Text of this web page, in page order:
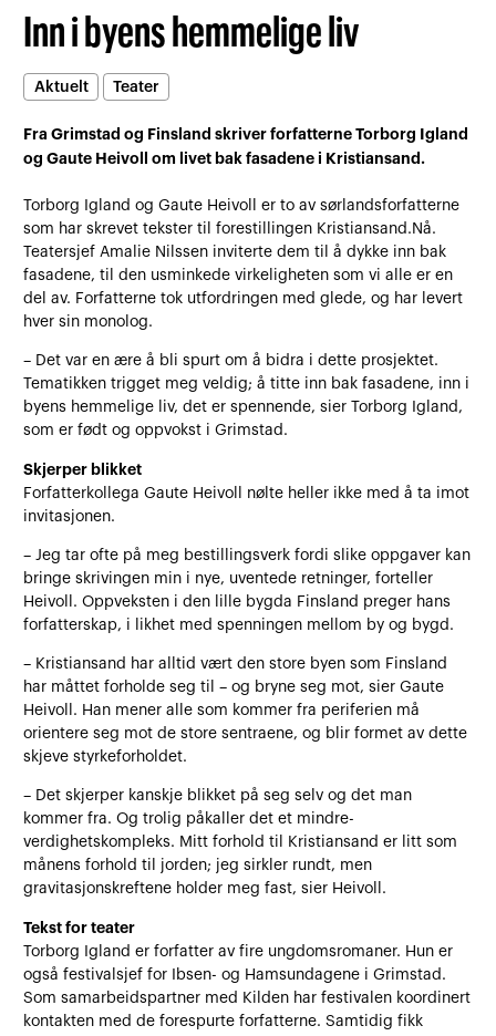
Inn i byens hemmelige liv
Aktuelt Teater
Fra Grimstad og Finsland skriver forfatterne Torborg Igland
og Gaute Heivoll om livet bak fasadene i Kristiansand.
Torborg Igland og Gaute Heivoll er to av sørlandsforfatterne
som har skrevet tekster til forestillingen Kristiansand.Nå.
Teatersjef Amalie Nilssen inviterte dem til å dykke inn bak
fasadene, til den usminkede virkeligheten som vi alle er en
del av. Forfatterne tok utfordringen med glede, og har levert
hver sin monolog.
– Det var en ære å bli spurt om å bidra i dette prosjektet.
Tematikken trigget meg veldig; å titte inn bak fasadene, inn i
byens hemmelige liv, det er spennende, sier Torborg Igland,
som er født og oppvokst i Grimstad.
Skjerper blikket
Forfatterkollega Gaute Heivoll nølte heller ikke med å ta imot
invitasjonen.
– Jeg tar ofte på meg bestillingsverk fordi slike oppgaver kan
bringe skrivingen min i nye, uventede retninger, forteller
Heivoll. Oppveksten i den lille bygda Finsland preger hans
forfatterskap, i likhet med spenningen mellom by og bygd.
– Kristiansand har alltid vært den store byen som Finsland
har måttet forholde seg til – og bryne seg mot, sier Gaute
Heivoll. Han mener alle som kommer fra periferien må
orientere seg mot de store sentraene, og blir formet av dette
skjeve styrkeforholdet.
– Det skjerper kanskje blikket på seg selv og det man
kommer fra. Og trolig påkaller det et mindre-
verdighetskompleks. Mitt forhold til Kristiansand er litt som
månens forhold til jorden; jeg sirkler rundt, men
gravitasjonskreftene holder meg fast, sier Heivoll.
Tekst for teater
Torborg Igland er forfatter av fire ungdomsromaner. Hun er
også festivalsjef for Ibsen- og Hamsundagene i Grimstad.
Som samarbeidspartner med Kilden har festivalen koordinert
kontakten med de forespurte forfatterne. Samtidig fikk